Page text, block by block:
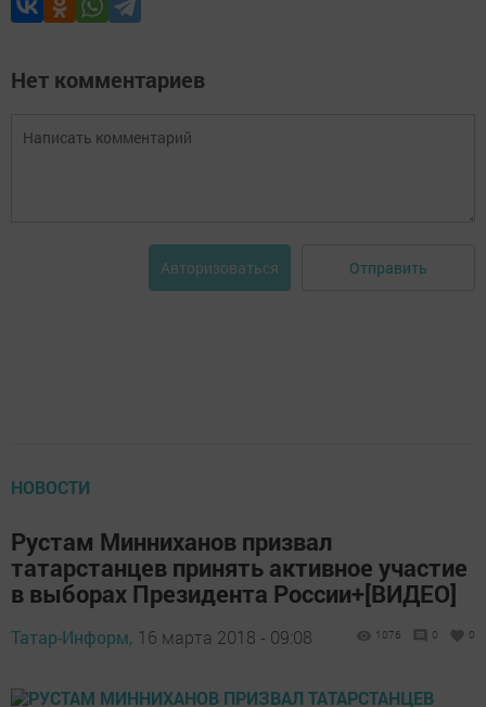
Нет комментариев
Авторизоваться Отправить
НОВОСТИ
Рустам Минниханов призвал
татарстанцев принять активное участие
в выборах Президента России+[ВИДЕО]
Татар-Информ, 16 марта 2018 - 09:08 1076 0 0